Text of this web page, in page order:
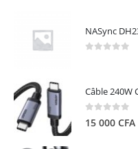
NASync
0 out of 5
15 000 CFA